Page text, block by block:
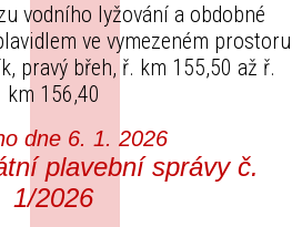
vodního lyžování a obdobné
ve vymezeném prostoru
pravý břeh, ř. km 155,50 až ř.
km 156,40
dne 6. 1. 2026
plavební správy č.
1/2026